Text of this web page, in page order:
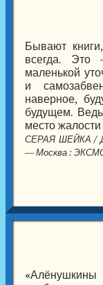
Бывают
всегда.
маленькой
и
наверное,
будущем.
место
СЕРАЯ ШЕЙКА /
— Москва :